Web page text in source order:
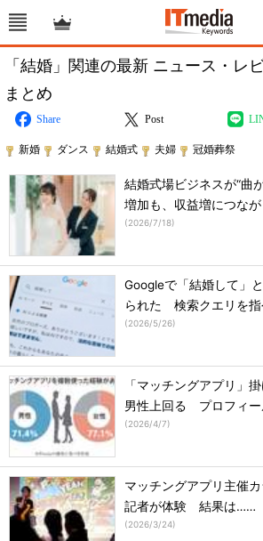
「結婚」関連の最新 ニュース・レ
まとめ
Share Post
新婚 ダンス 結婚式 夫婦 冠婚葬祭
結婚式場ビジネスが“曲
増加も、収益増につな
(2026/7/18)
Googleで「結婚して」
られた 検索クエリを指
(2026/5/26)
「マッチングアプリ」
男性上回る プロフィー
(2026/4/7)
マッチングアプリ主催
記者が体験 結果は……
(2026/3/24)